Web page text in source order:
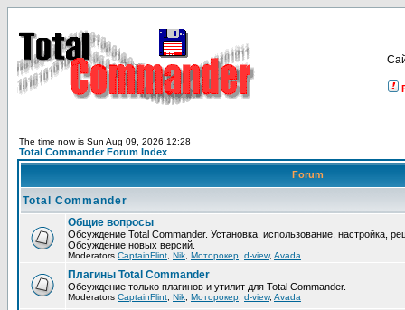
The time now is Sun Aug 09, 2026 12:28
Total Commander Forum Index
Forum
Total Commander
Общие вопросы
Обсуждение Total Commander. Установка, использование, настройка,
Обсуждение новых версий.
Moderators CaptainFlint Nik Моторокер d-view, Avada
Плагины Total Commander
Обсуждение только плагинов и утилит для Total Commander.
Moderators CaptainFlint Nik Моторокер d-view, Avada